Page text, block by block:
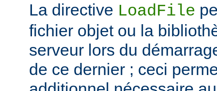
La directive LoadFile
fichier objet ou la
serveur lors du
de ce dernier ; ceci